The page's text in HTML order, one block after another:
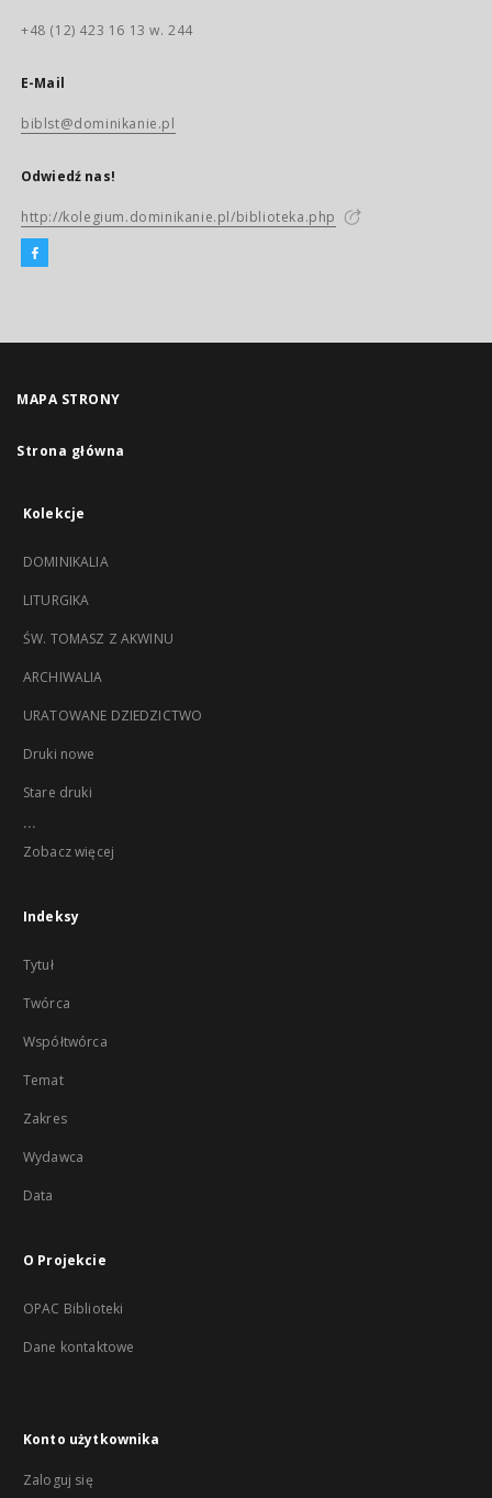
+48 (12) 423 16 13 w. 244
E-Mail
biblst@dominikanie.pl
Odwiedź nas!
http://kolegium.dominikanie.pl/biblioteka.php
MAPA STRONY
Strona główna
Kolekcje
DOMINIKALIA
LITURGIKA
ŚW. TOMASZ Z AKWINU
ARCHIWALIA
URATOWANE DZIEDZICTWO
Druki nowe
Stare druki
...
Zobacz więcej
Indeksy
Tytuł
Twórca
Współtwórca
Temat
Zakres
Wydawca
Data
O Projekcie
OPAC Biblioteki
Dane kontaktowe
Konto użytkownika
Zaloguj się